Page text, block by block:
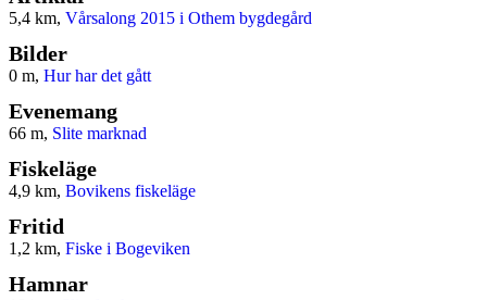
5,4 km, Vårsalong 2015 i Othem bygdegård
Bilder
0 m, Hur har det gått
Evenemang
66 m, Slite marknad
Fiskeläge
4,9 km, Bovikens fiskeläge
Fritid
1,2 km, Fiske i Bogeviken
Hamnar